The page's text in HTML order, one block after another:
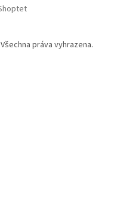
práva vyhrazena.